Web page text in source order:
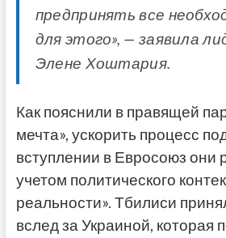
предпринять все
для этого», — заявила
Элене Хоштария.
Как пояснили в правящей
мечта», ускорить процесс
вступлении в Евросоюз они
учетом политического
реальности». Тбилиси
вслед за Украиной, которая